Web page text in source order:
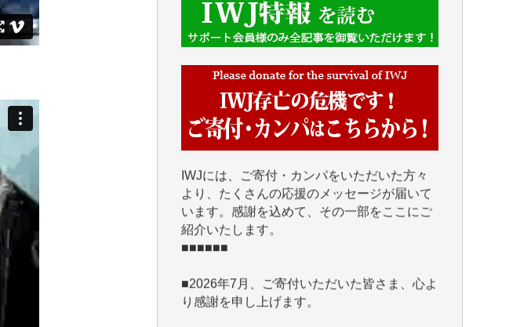
■■■■■■
IWJには、ご寄付・カンパをいただいた方々
より、たくさんの応援のメッセージが届いて
紹介いたします。
■■■■■■
■2026年7月、ご寄付いただいた皆さま、心よ
り感謝を申し上げます。
Y.H. 様
Y.Y. 様